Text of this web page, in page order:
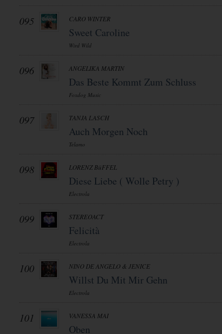
095 CARO WINTER
Sweet Caroline
Wird Wild
096 ANGELIKA MARTIN
Das Beste Kommt Zum Schluss
Foxdog Music
097 TANJA LASCH
Auch Morgen Noch
Telamo
098 LORENZ BüFFEL
Diese Liebe ( Wolle Petry )
Electrola
099 STEREOACT
Felicità
Electrola
100 NINO DE ANGELO & JENICE
Willst Du Mit Mir Gehn
Electrola
101 VANESSA MAI
Oben